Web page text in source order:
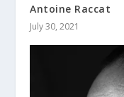
Antoine Raccat
July 30, 2021